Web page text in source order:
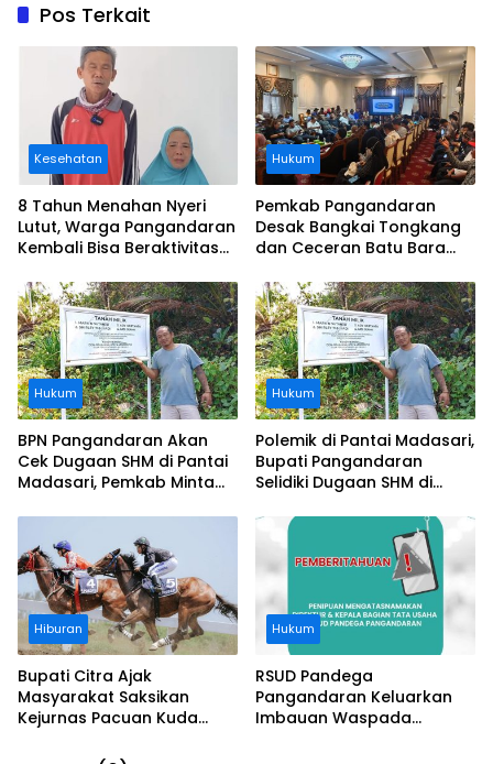
Pos Terkait
Kesehatan
8 Tahun Menahan Nyeri
Lutut, Warga Pangandaran
Kembali Bisa Beraktivitas
Ditanggung BPJS
Hukum
Pemkab Pangandaran
Desak Bangkai Tongkang
dan Ceceran Batu Bara
Buruknya Koordinasi
Perusahaan
Hukum
BPN Pangandaran Akan
Cek Dugaan SHM di Pantai
Madasari, Pemkab Minta
Hukum
Polemik di Pantai Madasari,
Bupati Pangandaran
Selidiki Dugaan SHM di
Pantai
Hiburan
Bupati Citra Ajak
Masyarakat Saksikan
Kejurnas Pacuan Kuda
Hukum
RSUD Pandega
Pangandaran Keluarkan
Imbauan Waspada